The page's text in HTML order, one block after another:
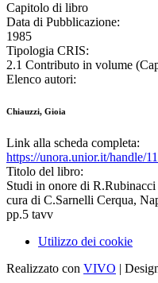
Capitolo di libro
Data di Pubblicazione:
1985
Tipologia CRIS:
2.1 Contributo in volume
Elenco autori:
Chiauzzi, Gioia
Link alla scheda completa:
https://unora.unior.it/handle/
Titolo del libro:
Studi in onore di R.Rubinacci
cura di C.Sarnelli Cerqua,
pp.5 tavv
Utilizzo dei cookie
Realizzato con VIVO |